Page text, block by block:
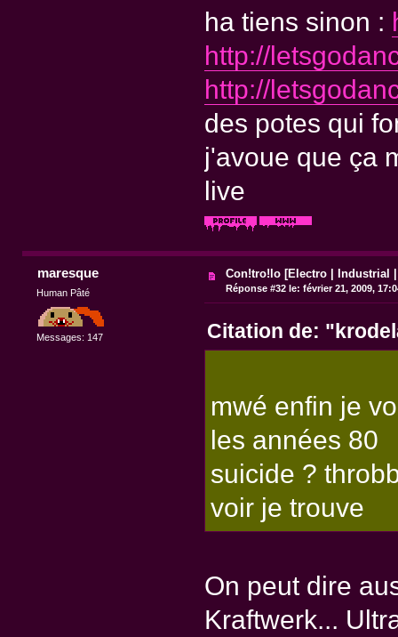
ha tiens sinon :
http://
http://
des potes qui
j'avoue que ça
live
maresque
Human Pâté
Messages: 147
Con!tro!lo [Electro | Industrial
Réponse #32 le: février 21, 2009,
Citation de:
mwé enfin je
les années 80
suicide ?
voir je trouve
On peut dire
Kraftwerk...